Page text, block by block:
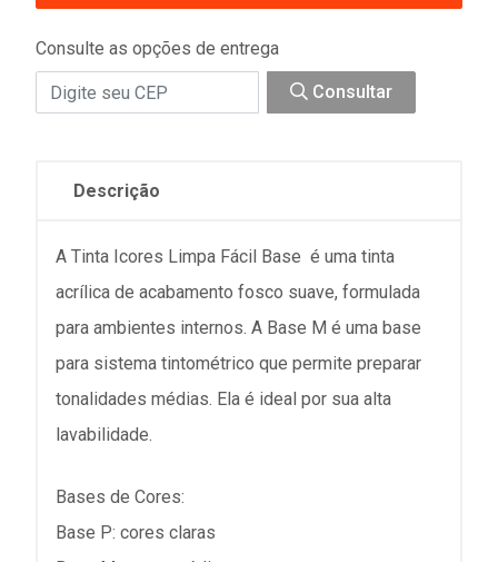
Consulte as opções de entrega
Consultar
Descrição
A Tinta Icores Limpa Fácil Base  é uma tinta
acrílica de acabamento fosco suave, formulada
para ambientes internos. A Base M é uma base
para sistema tintométrico que permite preparar
tonalidades médias. Ela é ideal por sua alta
lavabilidade.